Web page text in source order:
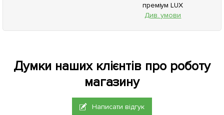
преміум LUX
Див. умови
Думки наших клієнтів про роботу
магазину
Написати відгук